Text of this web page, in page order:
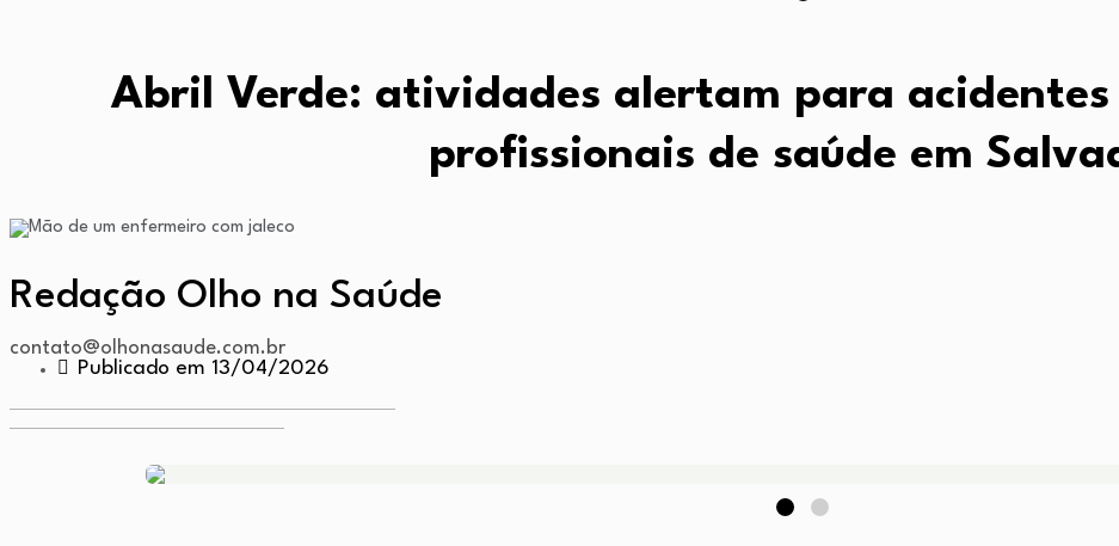
Abril Verde: atividades alertam para
profissionais de saúde em
Redação Olho na Saúde
contato@olhonasaude.com.br
Publicado em 13/04/2026